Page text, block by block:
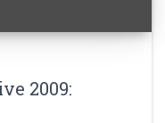
2009: